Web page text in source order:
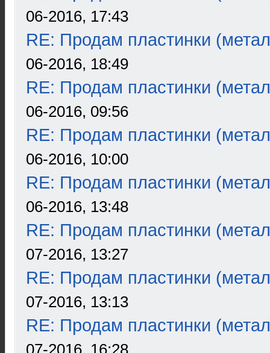
06-2016, 17:43
RE: Продам пластинки
06-2016, 18:49
RE: Продам пластинки
06-2016, 09:56
RE: Продам пластинки
06-2016, 10:00
RE: Продам пластинки
06-2016, 13:48
RE: Продам пластинки
07-2016, 13:27
RE: Продам пластинки
07-2016, 13:13
RE: Продам пластинки
07-2016, 16:28